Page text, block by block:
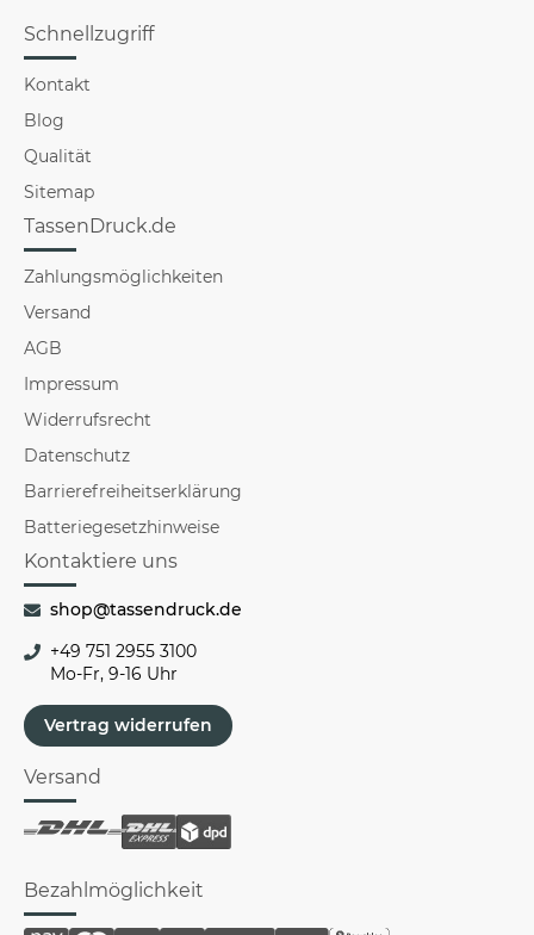
Schnellzugriff
Kontakt
Blog
Qualität
Sitemap
TassenDruck.de
Zahlungsmöglichkeiten
Versand
AGB
Impressum
Widerrufsrecht
Datenschutz
Barrierefreiheitserklärung
Batteriegesetzhinweise
Kontaktiere uns
shop@tassendruck.de
+49 751 2955 3100
Mo-Fr, 9-16 Uhr
Vertrag widerrufen
Versand
Bezahlmöglichkeit